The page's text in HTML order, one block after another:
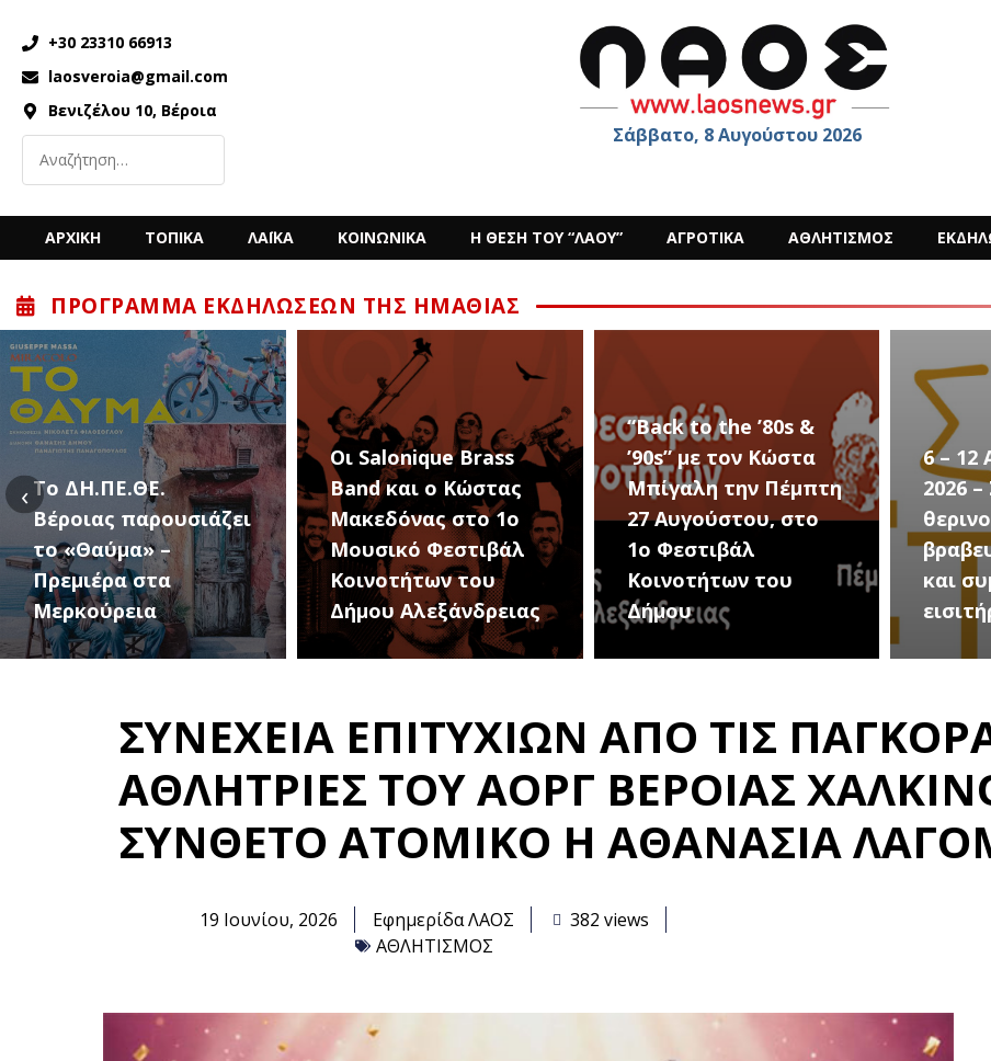
+30 23310 66913
laosveroia@gmail.com
Βενιζέλου 10, Βέροια
Σάββατο, 8 Αυγούστου 2026
ΑΡΧΙΚΗ ΤΟΠΙΚΑ ΛΑΪΚΑ ΚΟΙΝΩΝΙΚΑ Η ΘΕΣΗ ΤΟΥ “ΛΑΟΥ” ΑΓΡΟΤΙΚΑ ΑΘΛΗΤΙΣΜΟΣ
ΠΡΌΓΡΑΜΜΑ ΕΚΔΗΛΏΣΕΩΝ ΤΗΣ ΗΜΑΘΊΑΣ
Οι Salonique Brass
Band και ο Κώστας
Μακεδόνας στο 1ο
Μουσικό Φεστιβάλ
Κοινοτήτων του
Δήμου Αλεξάνδρειας
“Back to the ’80s &
’90s” με τον Κώστα
Μπίγαλη την Πέμπτη
27 Αυγούστου, στο
1ο Φεστιβάλ
Κοινοτήτων του
Δήμου
6 – 12 ΑΥΓΟΥΣΤΟΥ
2026 – Σαν ΣΤΑΡ του
θερινού σινεμά, με 7
βραβευμένες ταινίες
και συμβολικό
εισιτήριο 2 ευρώ
Ο
στην
για
Τρίτη
‹
ΣΥΝΕΧΕΙΑ ΕΠΙΤΥΧΙΩΝ ΑΠΟ ΤΙΣ
ΑΘΛΗΤΡΙΕΣ ΤΟΥ ΑΟΡΓ ΒΕΡΟΙΑΣ
ΣΥΝΘΕΤΟ ΑΤΟΜΙΚΟ Η ΑΘΑΝΑΣΙΑ
19 Ιουνίου, 2026 Εφημερίδα ΛΑΟΣ
382 views
ΑΘΛΗΤΙΣΜΟΣ